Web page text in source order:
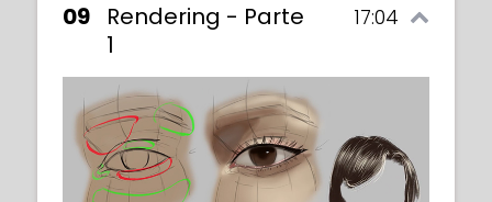
09
Rendering - Parte
1
17:04